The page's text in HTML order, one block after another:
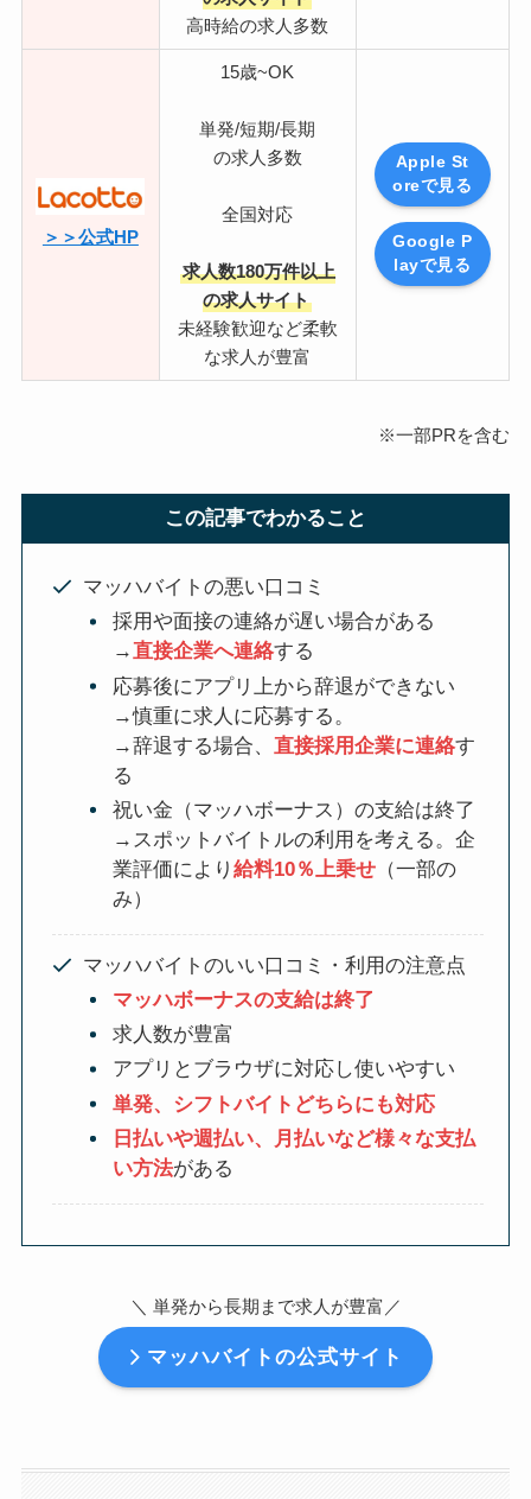
高時給の求人多数
＞＞公式HP
15歳~OK
単発/短期/長期
の求人多数
全国対応
求人数180万件以上
の求人サイト
未経験歓迎など柔軟
な求人が豊富
Apple St
oreで見る
Google P
layで見る
※一部PRを含む
この記事でわかること
マッハバイトの悪い口コミ
採用や面接の連絡が遅い場合がある
→直接企業へ連絡する
応募後にアプリ上から辞退ができない
→慎重に求人に応募する。
→辞退する場合、直接採用企業に連絡す
る
祝い金（マッハボーナス）の支給は終了
→スポットバイトルの利用を考える。企
業評価により給料10％上乗せ （一部の
み）
マッハバイトのいい口コミ・利用の注意点
マッハボーナスの支給は終了
求人数が豊富
アプリとブラウザに対応し使いやすい
単発、シフトバイトどちらにも対応
日払いや週払い、月払いなど様々な支払
い方法がある
＼ 単発から長期まで求人が豊富 ／
マッハバイトの公式サイト